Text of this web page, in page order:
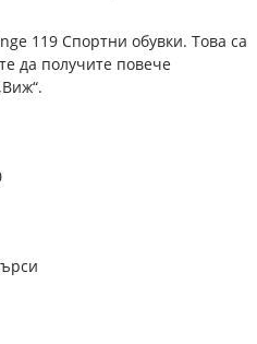
119 Спортни обувки. Това са
да получите повече